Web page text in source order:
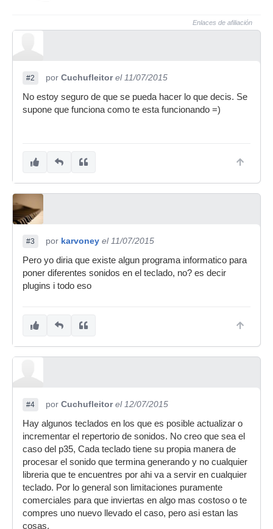
Enlaces de afiliación
#2 por Cuchufleitor el 11/07/2015
No estoy seguro de que se pueda hacer lo que decis. Se
supone que funciona como te esta funcionando =)
#3 por karvoney el 11/07/2015
Pero yo diria que existe algun programa informatico para
poner diferentes sonidos en el teclado, no? es decir
plugins i todo eso
#4 por Cuchufleitor el 12/07/2015
Hay algunos teclados en los que es posible actualizar o
incrementar el repertorio de sonidos. No creo que sea el
caso del p35, Cada teclado tiene su propia manera de
procesar el sonido que termina generando y no cualquier
libreria que te encuentres por ahi va a servir en cualquier
teclado. Por lo general son limitaciones puramente
comerciales para que inviertas en algo mas costoso o te
compres uno nuevo llevado el caso, pero asi estan las
cosas.